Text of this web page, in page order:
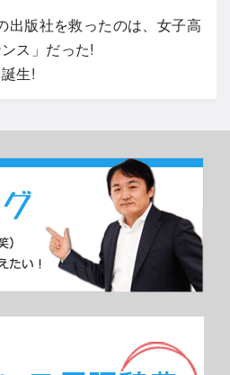
出版社を救ったのは、女子高
ス」だった!
生!